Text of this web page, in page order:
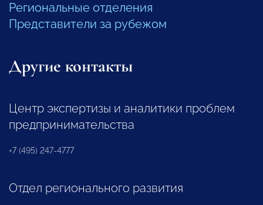
Региональные отделения
Представители за рубежом
Другие контакты
Центр экспертизы и аналитики проблем
предпринимательства
+7 (495) 247-4777
Отдел регионального развития